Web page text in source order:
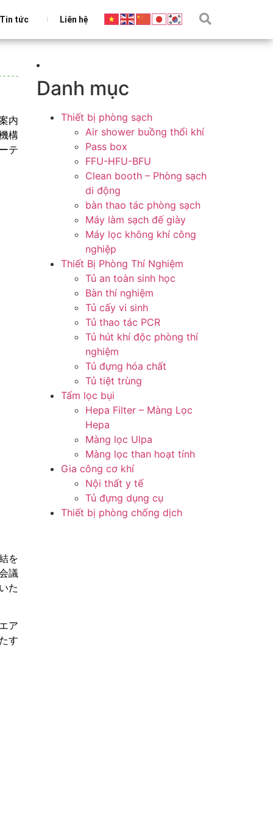
Tin tức Liên hệ
内
構
テ
を
議
た
ア
す
Danh mục
Thiết bị phòng sạch
Air shower buồng thổi khí
Pass box
FFU-HFU-BFU
Clean booth – Phòng sạch
di động
bàn thao tác phòng sạch
Máy làm sạch đế giày
Máy lọc không khí công
nghiệp
Thiết Bị Phòng Thí Nghiệm
Tủ an toàn sinh học
Bàn thí nghiệm
Tủ cấy vi sinh
Tủ thao tác PCR
Tủ hút khí độc phòng thí
nghiệm
Tủ đựng hóa chất
Tủ tiệt trùng
Tấm lọc bụi
Hepa Filter – Màng Lọc
Hepa
Màng lọc Ulpa
Màng lọc than hoạt tính
Gia công cơ khí
Nội thất y tế
Tủ đựng dụng cụ
Thiết bị phòng chống dịch